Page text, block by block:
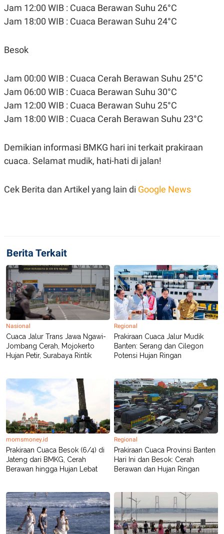
Jam 12:00 WIB : Cuaca Berawan Suhu 26°C
Jam 18:00 WIB : Cuaca Berawan Suhu 24°C
Besok
Jam 00:00 WIB : Cuaca Cerah Berawan Suhu 25°C
Jam 06:00 WIB : Cuaca Berawan Suhu 30°C
Jam 12:00 WIB : Cuaca Berawan Suhu 25°C
Jam 18:00 WIB : Cuaca Cerah Berawan Suhu 23°C
Demikian informasi BMKG hari ini terkait prakiraan
cuaca. Selamat mudik, hati-hati di jalan!
Cek Berita dan Artikel yang lain di Google News
Berita Terkait
Nasional
Cuaca Jalur Trans Jawa Ngawi-
Jombang Cerah, Mojokerto
Hujan Petir, Surabaya Rintik
Regional
Prakiraan Cuaca Jalur Mudik
Banten: Serang dan Cilegon
Potensi Hujan Ringan
momsmoney.id
Prakiraan Cuaca Besok (6/4) di
Jateng dari BMKG, Cerah
Berawan hingga Hujan Lebat
Regional
Prakiraan Cuaca Provinsi Banten
Hari Ini dan Besok: Cerah
Berawan dan Hujan Ringan